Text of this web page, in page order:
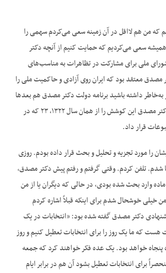
که من هم لااقل در آن زمینه سعی می‌کردم سهمی را
سعی می‌کردیم که حمایت کنیم از آنچه دکتر
ملی برای مشارکت در تظاهرات به مناسب‌های
انتخابات. دکتر مصدق معتقد بود که ایران روی آزادی و حاکمیت ملی را
به‌خاطر داشته باشید برنامه دولت دکتر مصدق هم بعدها
در سال ۲۹ شامل دو چیز بود: یکی ملی کردن صنعت نفت و دیگری اصلاح قانون انتخابات و نیل به یک پارلمان واقعی و مردمی. دکتر مصدق این کوشش را از همان سال ۱۳۲۲، ۲۳ که در
قرار داد.
را مورد تجزیه و تحلیل و بحث قرار داده بودم. روزی
شدم. تلفن کردم. وقتی گرفتم و رفتم پیش دکتر مصدق،
وارد بحث شده بودی، در حالی که دیگران یا از من
خیلی خوشحال شدم برای اینکه قبلاً اشاره کردم
دکتر مصدق گفته شده بود: «انتخابات در یک
هست که ما یک روز را برای انتخابات تعطیل کنیم و روز
پنجاه خواهد بود. یک عده فکر خواهند کرد که جمعه
برای انتخابات تعطیل بشود آن هم در برابر ایام